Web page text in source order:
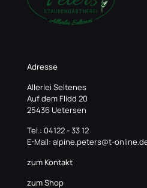
Adresse
Allerlei Seltenes
Auf dem Flidd 20
25436 Uetersen
Tel.: 04122 - 33 12
E-Mail: alpine.peters@t-
zum Kontakt
zum Shop